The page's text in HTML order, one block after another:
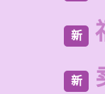
新
新